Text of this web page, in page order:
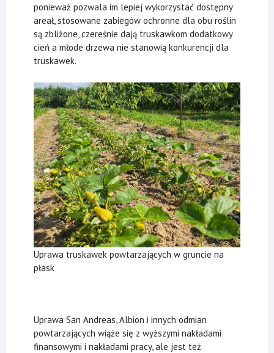
ponieważ pozwala im lepiej wykorzystać dostępny
areał, stosowane zabiegów ochronne dla obu roślin
są zbliżone, czereśnie dają truskawkom dodatkowy
cień a młode drzewa nie stanowią konkurencji dla
truskawek.
Uprawa truskawek powtarzających w gruncie na
płask
Uprawa San Andreas, Albion i innych odmian
powtarzających wiąże się z wyższymi nakładami
finansowymi i nakładami pracy, ale jest też